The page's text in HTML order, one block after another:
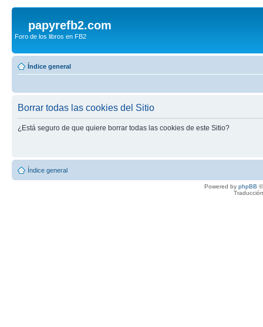
papyrefb2.com
Foro de los libros en FB2
Índice general
Borrar todas las cookies del Sitio
¿Está seguro de que quiere borrar todas las cookies de este Sitio?
Índice general
Powered by phpBB